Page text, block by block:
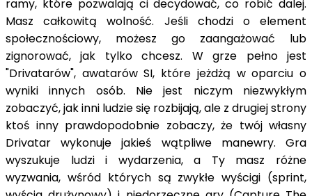
ramy, które pozwalają ci decydować, co robić dalej.
Masz całkowitą wolność. Jeśli chodzi o element
społecznościowy, możesz go zaangażować lub
zignorować, jak tylko chcesz. W grze pełno jest
"Drivatarów", awatarów SI, które jeżdżą w oparciu o
wyniki innych osób. Nie jest niczym niezwykłym
zobaczyć, jak inni ludzie się rozbijają, ale z drugiej strony
ktoś inny prawdopodobnie zobaczy, że twój własny
Drivatar wykonuje jakieś wątpliwe manewry. Gra
wyszukuje ludzi i wydarzenia, a Ty masz różne
wyzwania, wśród których są zwykłe wyścigi (sprint,